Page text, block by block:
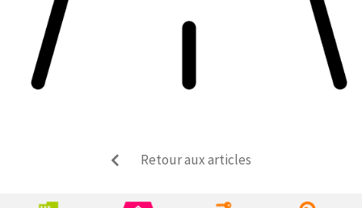
Retour aux articles